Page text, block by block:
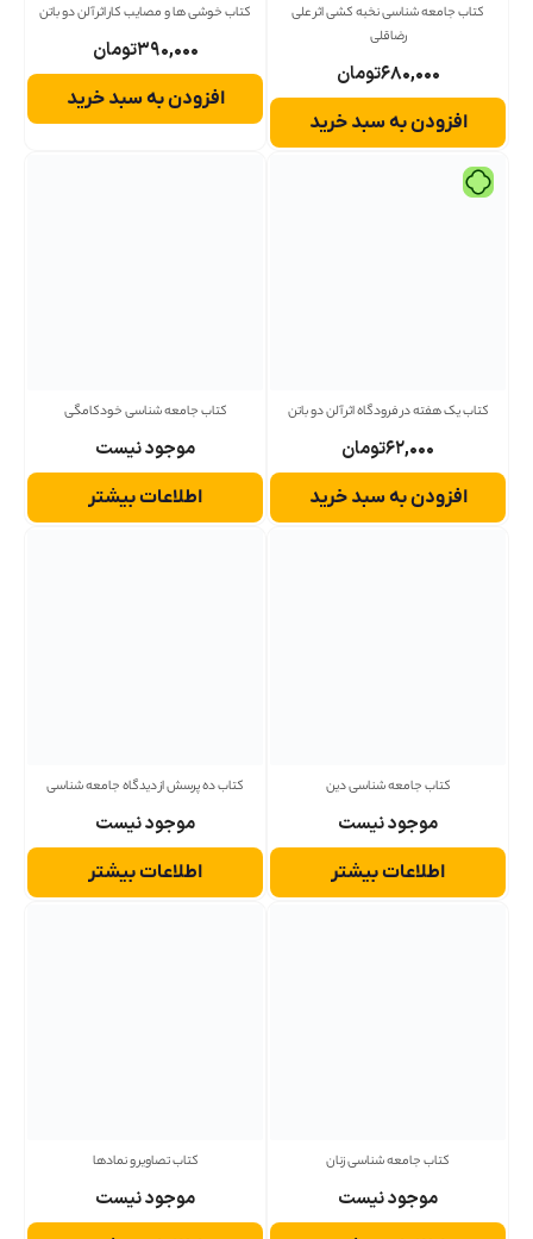
کتاب جامعه شناسی نخبه کشی اثر علی
رضاقلی
۶۸۰,۰۰۰تومان
افزودن به سبد خرید
کتاب خوشی ها و مصایب کار اثر آلن دو باتن
۳۹۰,۰۰۰تومان
افزودن به سبد خرید
کتاب یک هفته در فرودگاه اثر آلن دو باتن
۶۲,۰۰۰تومان
افزودن به سبد خرید
کتاب جامعه شناسی خودکامگی
موجود نیست
اطلاعات بیشتر
کتاب جامعه شناسی دین
موجود نیست
اطلاعات بیشتر
کتاب ده پرسش از دیدگاه جامعه شناسی
موجود نیست
اطلاعات بیشتر
کتاب جامعه شناسی زنان
موجود نیست
کتاب تصاویر و نمادها
موجود نیست